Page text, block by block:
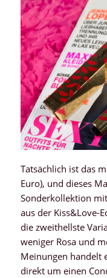
Tatsächlich ist das
Euro), und dieses
Sonderkollektion
aus der Kiss&Love-
die zweithellste
weniger Rosa und
Meinungen handelt
direkt um einen